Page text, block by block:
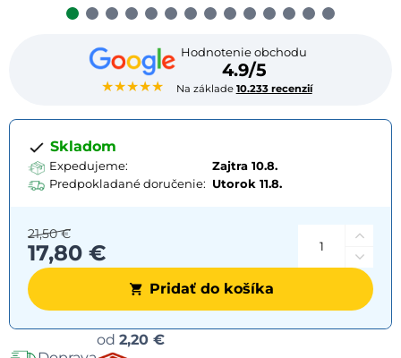
★★★★★
Hodnotenie obchodu
4.9/5
Na základe 10.233 recenzií
Skladom
Expedujeme:
Zajtra 10.8.
Predpokladané doručenie: Utorok 11.8.
17,80 €
21,50 €
Pridať do košíka
od 2,20 €